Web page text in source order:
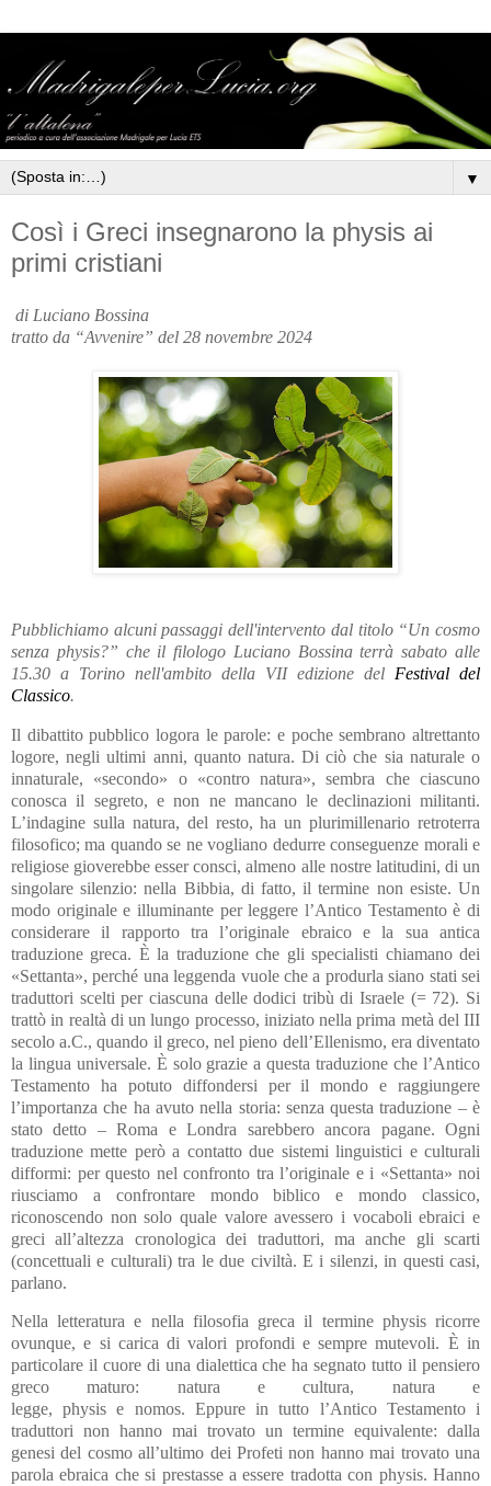
▼
Così i Greci insegnarono la physis ai
primi cristiani
di Luciano Bossina
tratto da “Avvenire” del 28 novembre 2024
Pubblichiamo alcuni passaggi dell'intervento dal titolo “Un cosmo
senza physis?” che il filologo Luciano Bossina terrà sabato alle
15.30 a Torino nell'ambito della VII edizione del Festival del
Classico.
Il dibattito pubblico logora le parole: e poche sembrano altrettanto
logore, negli ultimi anni, quanto natura. Di ciò che sia naturale o
innaturale, «secondo» o «contro natura», sembra che ciascuno
conosca il segreto, e non ne mancano le declinazioni militanti.
L’indagine sulla natura, del resto, ha un plurimillenario retroterra
filosofico; ma quando se ne vogliano dedurre conseguenze morali e
religiose gioverebbe esser consci, almeno alle nostre latitudini, di un
singolare silenzio: nella Bibbia, di fatto, il termine non esiste. Un
modo originale e illuminante per leggere l’Antico Testamento è di
considerare il rapporto tra l’originale ebraico e la sua antica
traduzione greca. È la traduzione che gli specialisti chiamano dei
«Settanta», perché una leggenda vuole che a produrla siano stati sei
traduttori scelti per ciascuna delle dodici tribù di Israele (= 72). Si
trattò in realtà di un lungo processo, iniziato nella prima metà del III
secolo a.C., quando il greco, nel pieno dell’Ellenismo, era diventato
la lingua universale. È solo grazie a questa traduzione che l’Antico
Testamento ha potuto diffondersi per il mondo e raggiungere
l’importanza che ha avuto nella storia: senza questa traduzione – è
stato detto – Roma e Londra sarebbero ancora pagane. Ogni
traduzione mette però a contatto due sistemi linguistici e culturali
difformi: per questo nel confronto tra l’originale e i «Settanta» noi
riusciamo a confrontare mondo biblico e mondo classico,
riconoscendo non solo quale valore avessero i vocaboli ebraici e
greci all’altezza cronologica dei traduttori, ma anche gli scarti
(concettuali e culturali) tra le due civiltà. E i silenzi, in questi casi,
parlano.
Nella letteratura e nella filosofia greca il termine physis ricorre
ovunque, e si carica di valori profondi e sempre mutevoli. È in
particolare il cuore di una dialettica che ha segnato tutto il pensiero
greco maturo: natura e cultura, natura e
legge, physis e nomos. Eppure in tutto l’Antico Testamento i
traduttori non hanno mai trovato un termine equivalente: dalla
genesi del cosmo all’ultimo dei Profeti non hanno mai trovato una
parola ebraica che si prestasse a essere tradotta con physis. Hanno